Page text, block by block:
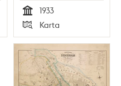
Tid
1933
Typ
Karta